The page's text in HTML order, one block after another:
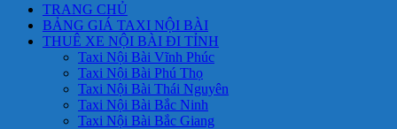
TRANG CHỦ
BẢNG GIÁ TAXI NỘI BÀI
THUÊ XE NỘI BÀI ĐI TỈNH
Taxi Nội Bài Vĩnh Phúc
Taxi Nội Bài Phú Thọ
Taxi Nội Bài Thái Nguyên
Taxi Nội Bài Bắc Ninh
Taxi Nội Bài Bắc Giang